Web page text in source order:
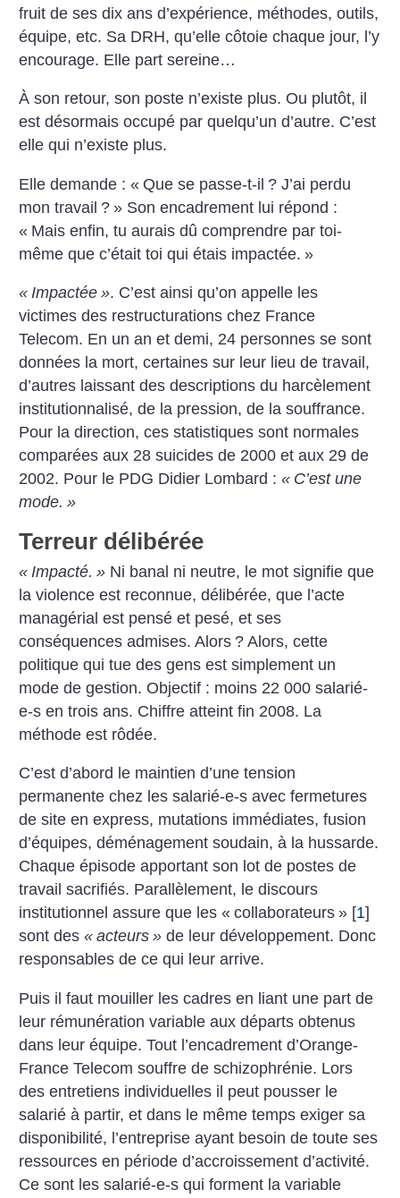
fruit de ses dix ans d’expérience, méthodes, outils,
équipe, etc. Sa DRH, qu’elle côtoie chaque jour, l’y
encourage. Elle part sereine…
À son retour, son poste n’existe plus. Ou plutôt, il
est désormais occupé par quelqu’un d’autre. C’est
elle qui n’existe plus.
Elle demande : « Que se passe-t-il ? J’ai perdu
mon travail ? » Son encadrement lui répond :
« Mais enfin, tu aurais dû comprendre par toi-
même que c’était toi qui étais impactée. »
« Impactée ». C’est ainsi qu’on appelle les
victimes des restructurations chez France
Telecom. En un an et demi, 24 personnes se sont
données la mort, certaines sur leur lieu de travail,
d’autres laissant des descriptions du harcèlement
institutionnalisé, de la pression, de la souffrance.
Pour la direction, ces statistiques sont normales
comparées aux 28 suicides de 2000 et aux 29 de
2002. Pour le PDG Didier Lombard :« C’est une
mode. »
Terreur délibérée
« Impacté. » Ni banal ni neutre, le mot signifie que
la violence est reconnue, délibérée, que l’acte
managérial est pensé et pesé, et ses
conséquences admises. Alors ? Alors, cette
politique qui tue des gens est simplement un
mode de gestion. Objectif : moins 22 000 salarié-
e-s en trois ans. Chiffre atteint fin 2008. La
méthode est rôdée.
C’est d’abord le maintien d’une tension
permanente chez les salarié-e-s avec fermetures
de site en express, mutations immédiates, fusion
d’équipes, déménagement soudain, à la hussarde.
Chaque épisode apportant son lot de postes de
travail sacrifiés. Parallèlement, le discours
institutionnel assure que les « collaborateurs » [1]
sont des« acteurs » de leur développement. Donc
responsables de ce qui leur arrive.
Puis il faut mouiller les cadres en liant une part de
leur rémunération variable aux départs obtenus
dans leur équipe. Tout l’encadrement d’Orange-
France Telecom souffre de schizophrénie. Lors
des entretiens individuelles il peut pousser le
salarié à partir, et dans le même temps exiger sa
disponibilité, l’entreprise ayant besoin de toute ses
ressources en période d’accroissement d’activité.
Ce sont les salarié-e-s qui forment la variable